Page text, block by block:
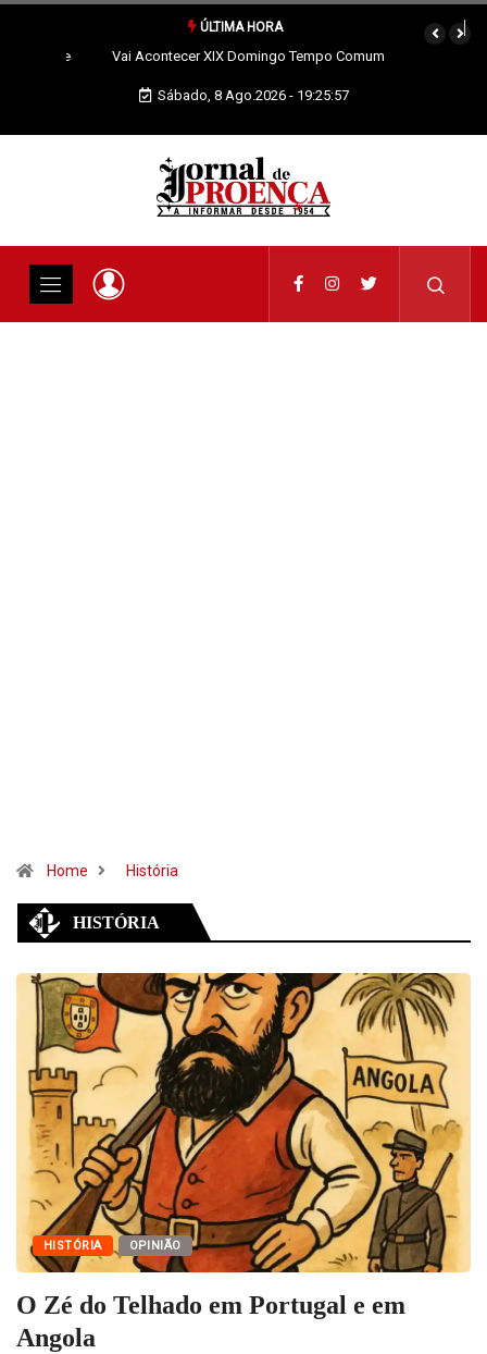
ÚLTIMA HORA
Vai Acontecer XIX Domingo Tempo Comum
Sábado, 8 Ago.2026 - 19:25:59
Home História
HISTÓRIA
HISTÓRIA OPINIÃO
O Zé do Telhado em Portugal e em
Angola